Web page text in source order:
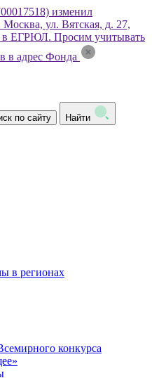
изменил
ул. Вятская, д. 27,
в ЕГРЮЛ. Просим учитывать
в адрес Фонда
по сайту Найти
в регионах
конкурса